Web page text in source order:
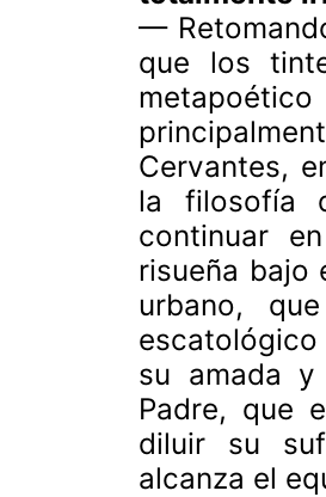
—
que los
Cervantes,
la filosofía
continuar
risueña bajo
urbano,
su amada
Padre, que
diluir su
alcanza el